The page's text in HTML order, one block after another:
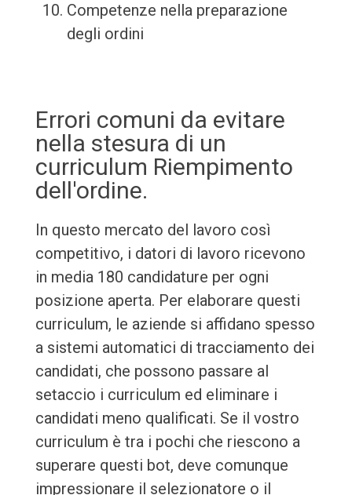
Competenze nella preparazione
degli ordini
Errori comuni da evitare
nella stesura di un
curriculum Riempimento
dell'ordine.
In questo mercato del lavoro così
competitivo, i datori di lavoro ricevono
in media 180 candidature per ogni
posizione aperta. Per elaborare questi
curriculum, le aziende si affidano spesso
a sistemi automatici di tracciamento dei
candidati, che possono passare al
setaccio i curriculum ed eliminare i
candidati meno qualificati. Se il vostro
curriculum è tra i pochi che riescono a
superare questi bot, deve comunque
impressionare il selezionatore o il